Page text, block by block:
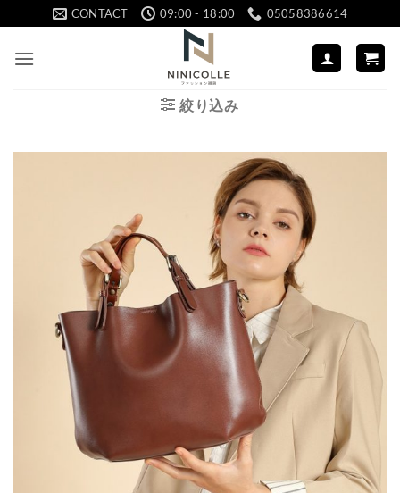
to
content
CONTACT 09:00 - 18:00 05058386614
絞り込み